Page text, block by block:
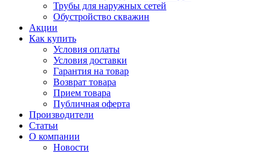
Трубы для наружных сетей
Обустройство скважин
Акции
Как купить
Условия оплаты
Условия доставки
Гарантия на товар
Возврат товара
Прием товара
Публичная оферта
Производители
Статьи
О компании
Новости